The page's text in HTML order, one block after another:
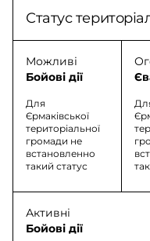
Статус
Можливі
Бойові дії
Для
Єрмаківської
територіальної
громади не
встановленно
такий статус
Активні
Бойові дії